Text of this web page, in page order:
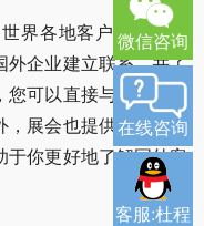
界各地客户的重要场
外企业建立联系，并了
可以直接与潜在客户
，展会也提供了一个了
于你更好地了解国外客
微信咨询
在线咨询
客服:杜程